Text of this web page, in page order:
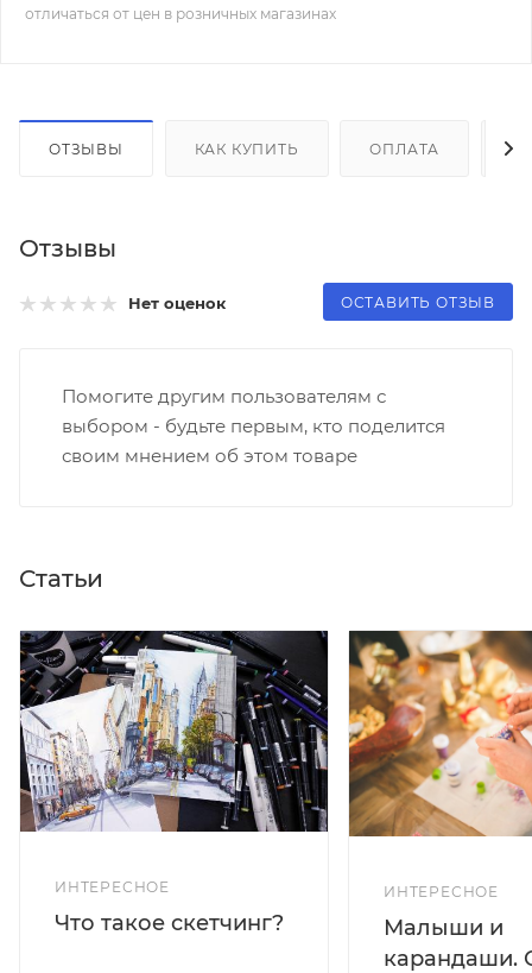
отличаться от цен в розничных магазинах
ОТЗЫВЫ КАК КУПИТЬ ОПЛАТА
Отзывы
Нет оценок ОСТАВИТЬ ОТЗЫВ
Помогите другим пользователям с
выбором - будьте первым, кто поделится
своим мнением об этом товаре
Статьи
ИНТЕРЕСНОЕ
Что такое скетчинг?
ИНТЕРЕСНОЕ
Малыши и
карандаши.